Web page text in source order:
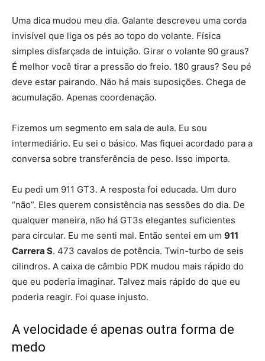
Uma dica mudou meu dia. Galante descreveu uma corda
invisível que liga os pés ao topo do volante. Física
simples disfarçada de intuição. Girar o volante 90 graus?
É melhor você tirar a pressão do freio. 180 graus? Seu pé
deve estar pairando. Não há mais suposições. Chega de
acumulação. Apenas coordenação.
Fizemos um segmento em sala de aula. Eu sou
intermediário. Eu sei o básico. Mas fiquei acordado para a
conversa sobre transferência de peso. Isso importa.
Eu pedi um 911 GT3. A resposta foi educada. Um duro
“não”. Eles querem consistência nas sessões do dia. De
qualquer maneira, não há GT3s elegantes suficientes
para circular. Eu me senti mal. Então sentei em um 911
Carrera S. 473 cavalos de potência. Twin-turbo de seis
cilindros. A caixa de câmbio PDK mudou mais rápido do
que eu poderia imaginar. Talvez mais rápido do que eu
poderia reagir. Foi quase injusto.
A velocidade é apenas outra forma de
medo